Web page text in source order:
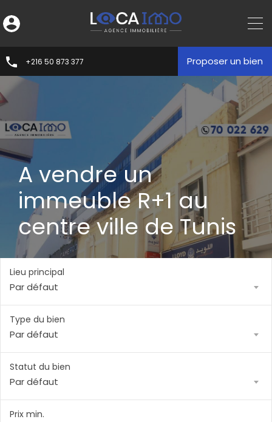
+216 50 873 377 Proposer un bien
A vendre un
immeuble R+1 au
centre ville de Tunis
Lieu principal
Par défaut
Type du bien
Par défaut
Statut du bien
Par défaut
Prix min.